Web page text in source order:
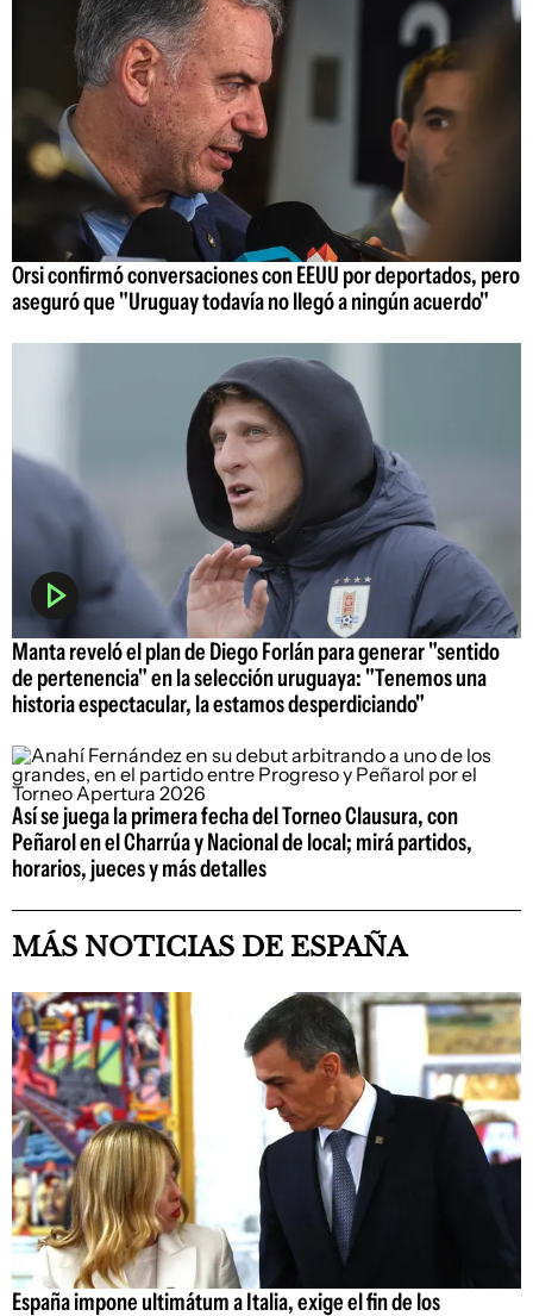
Orsi confirmó conversaciones con EEUU por deportados, pero
aseguró que "Uruguay todavía no llegó a ningún acuerdo"
Manta reveló el plan de Diego Forlán para generar "sentido
de pertenencia" en la selección uruguaya: "Tenemos una
historia espectacular, la estamos desperdiciando"
Así se juega la primera fecha del Torneo Clausura, con
Peñarol en el Charrúa y Nacional de local; mirá partidos,
horarios, jueces y más detalles
MÁS NOTICIAS DE ESPAÑA
España impone ultimátum a Italia, exige el fin de los